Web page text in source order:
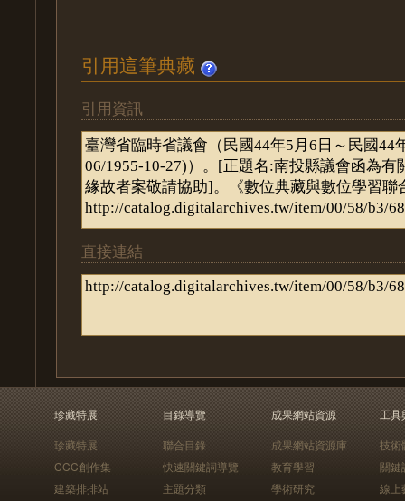
引用這筆典藏
引用資訊
直接連結
珍藏特展
珍藏特展
CCC創作集
建築排排站
目錄導覽
聯合目錄
快速關鍵詞導覽
主題分類
成果網站資源
成果網站資源庫
教育學習
學術研究
工具
技術
關鍵
線上